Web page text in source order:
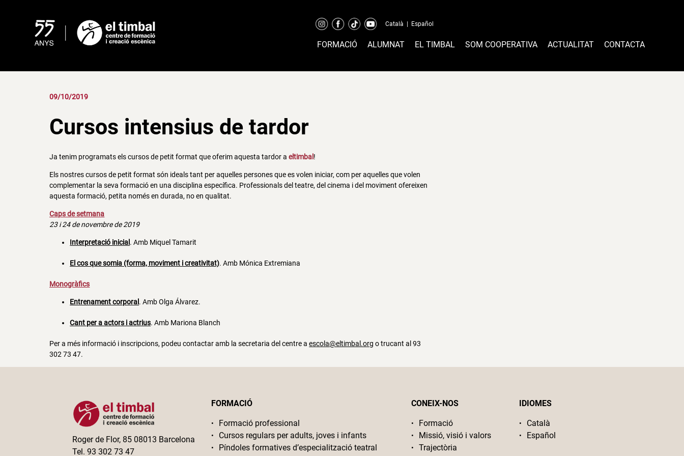
Català Español
FORMACIÓ ALUMNAT EL TIMBAL SOM COOPERATIVA ACTUALITAT CONTACTA
09/10/2019
Cursos intensius de tardor
Ja tenim programats els cursos de petit format que oferim aquesta tardor aeltimbal !
Els nostres cursos de petit format són ideals tant per aquelles persones que es volen iniciar, com per aquelles que volen
complementar la seva formació en una disciplina específica. Professionals del teatre, del cinema i del moviment ofereixen
aquesta formació, petita només en durada, no en qualitat.
Caps de setmana
23 i 24 de novembre de 2019
Interpretació inicial . Amb Miquel Tamarit
El cos que somia (forma, moviment i creativitat). Amb Mónica Extremiana
Monogràfics
Entrenament corporal . Amb Olga Álvarez.
Cant per a actors i actrius. Amb Mariona Blanch
Per a més informació i inscripcions, podeu contactar amb la secretaria del centre aescola@eltimbal.org o trucant al 93
302 73 47.
Roger de Flor, 85 08013 Barcelona
Tel. 93 302 73 47
FORMACIÓ
Formació professional
Cursos regulars per adults, joves i infants
Píndoles formatives d’especialització teatral
CONEIX-NOS
Formació
Missió, visió i valors
Trajectòria
IDIOMES
Català
Español